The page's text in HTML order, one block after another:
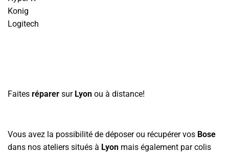
Konig
Logitech
Faites réparer sur Lyon ou à distance!
Vous avez la possibilité de déposer ou récupérer vos Bose
dans nos ateliers situés à Lyon mais également par colis